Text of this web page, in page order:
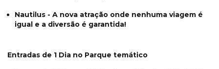
Nautilus - A nova atração onde nenhuma viagem é
igual e a diversão é garantida!
Entradas de 1 Dia no Parque temático